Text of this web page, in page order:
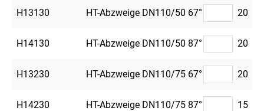
H13130 HT-Abzweige DN110/50 67° 20
H14130 HT-Abzweige DN110/50 87° 20
H13230 HT-Abzweige DN110/75 67° 20
H14230 HT-Abzweige DN110/75 87° 15